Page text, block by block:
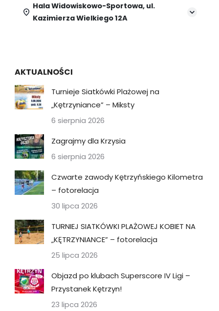
Hala Widowiskowo-Sportowa, ul.
Kazimierza Wielkiego 12A
AKTUALNOŚCI
Turnieje Siatkówki Plażowej na
„Kętrzyniance” – Miksty
6 sierpnia 2026
Zagrajmy dla Krzysia
6 sierpnia 2026
Czwarte zawody Kętrzyńskiego Kilometra
– fotorelacja
30 lipca 2026
TURNIEJ SIATKÓWKI PLAŻOWEJ KOBIET NA
„KĘTRZYNIANCE” – fotorelacja
25 lipca 2026
Objazd po klubach Superscore IV Ligi –
Przystanek Kętrzyn!
23 lipca 2026